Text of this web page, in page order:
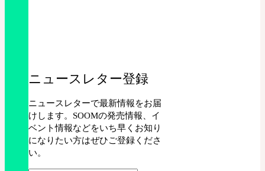
ニュースレター登録
ニュースレターで最新情報をお届
けします。SOOMの発売情報、イ
ベント情報などをいち早くお知り
になりたい方はぜひご登録くださ
い。